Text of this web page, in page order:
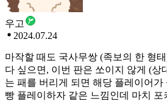
우고
2024.07.24
마작할 때도 국사무쌍 (족보의 한 형
다 싶으면, 이번 판은 쏘이지 않게 (상
는 패를 버리게 되면 해당 플레이어가
빵 플레이하자 같은 느낌인데 마치 포